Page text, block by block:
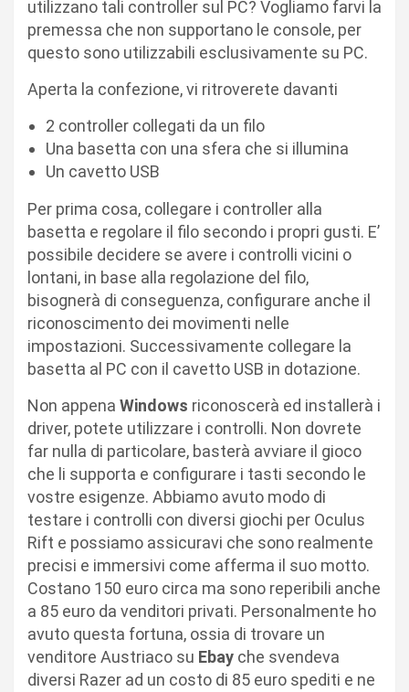
utilizzano tali controller sul PC? Vogliamo farvi la
premessa che non supportano le console, per
questo sono utilizzabili esclusivamente su PC.
Aperta la confezione, vi ritroverete davanti
2 controller collegati da un filo
Una basetta con una sfera che si illumina
Un cavetto USB
Per prima cosa, collegare i controller alla
basetta e regolare il filo secondo i propri gusti. E’
possibile decidere se avere i controlli vicini o
lontani, in base alla regolazione del filo,
bisognerà di conseguenza, configurare anche il
riconoscimento dei movimenti nelle
impostazioni. Successivamente collegare la
basetta al PC con il cavetto USB in dotazione.
Non appena Windows riconoscerà ed installerà i
driver, potete utilizzare i controlli. Non dovrete
far nulla di particolare, basterà avviare il gioco
che li supporta e configurare i tasti secondo le
vostre esigenze. Abbiamo avuto modo di
testare i controlli con diversi giochi per Oculus
Rift e possiamo assicuravi che sono realmente
precisi e immersivi come afferma il suo motto.
Costano 150 euro circa ma sono reperibili anche
a 85 euro da venditori privati. Personalmente ho
avuto questa fortuna, ossia di trovare un
venditore Austriaco su Ebay che svendeva
diversi Razer ad un costo di 85 euro spediti e ne